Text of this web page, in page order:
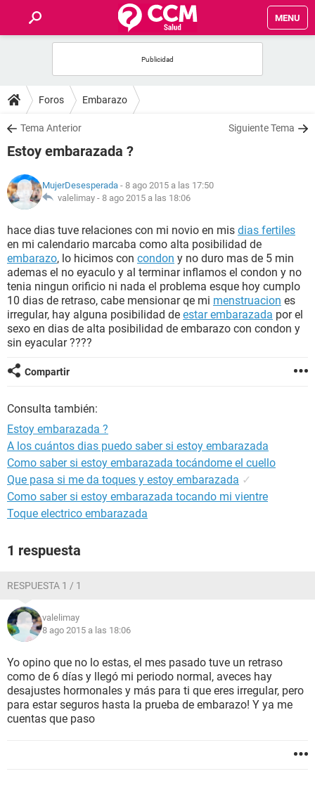
MENU
FOROS
SALUD
FAMILIA
NUTRICIÓN
BIENESTAR
SEXUALIDAD
GLOSARIO
Foros Embarazo
Tema Anterior Siguiente Tema
Estoy embarazada ?
MujerDesesperada - 8 ago 2015 a las 17:50
valelimay - 8 ago 2015 a las 18:06
hace dias tuve relaciones con mi novio en mis dias fertiles
en mi calendario marcaba como alta posibilidad de
embarazo, lo hicimos con condon y no duro mas de 5 min
ademas el no eyaculo y al terminar inflamos el condon y no
tenia ningun orificio ni nada el problema esque hoy cumplo
10 dias de retraso, cabe mensionar qe mi menstruacion es
irregular, hay alguna posibilidad de estar embarazada por el
sexo en dias de alta posibilidad de embarazo con condon y
sin eyacular ????
Compartir
Consulta también:
Estoy embarazada ?
A los cuántos dias puedo saber si estoy embarazada
Como saber si estoy embarazada tocándome el cuello
Que pasa si me da toques y estoy embarazada ✓
Como saber si estoy embarazada tocando mi vientre
Toque electrico embarazada
1 respuesta
RESPUESTA 1 / 1
valelimay
8 ago 2015 a las 18:06
Yo opino que no lo estas, el mes pasado tuve un retraso
como de 6 días y llegó mi periodo normal, aveces hay
desajustes hormonales y más para ti que eres irregular, pero
para estar seguros hasta la prueba de embarazo! Y ya me
cuentas que paso